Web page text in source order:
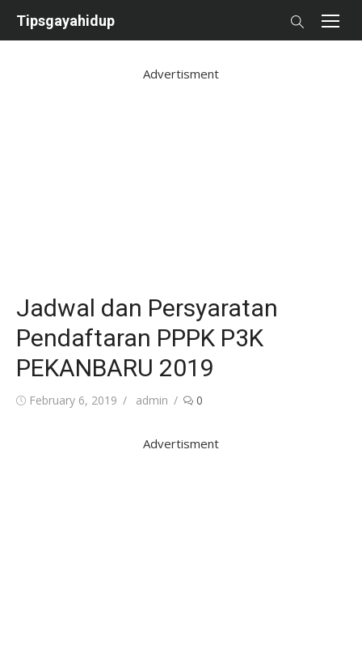
Tipsgayahidup
Advertisment
Jadwal dan Persyaratan
Pendaftaran PPPK P3K
PEKANBARU 2019
Posted
February 6, 2019 Author
admin 0
Advertisment